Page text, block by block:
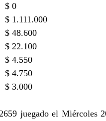
$ 0
$ 1.111.000
$ 48.600
$ 22.100
$ 4.550
$ 4.750
$ 3.000
juegado el Miércoles